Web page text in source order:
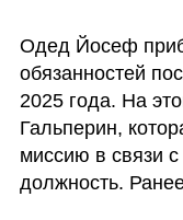
Одед Йосеф
обязанностей
2025 года. На
Гальперин,
миссию в связи
должность.